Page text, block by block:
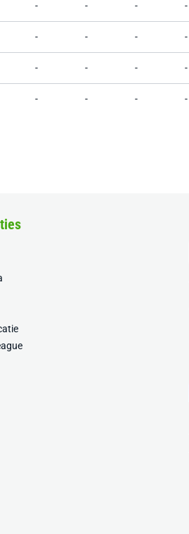
- - - -
- - - -
- - - -
- - - -